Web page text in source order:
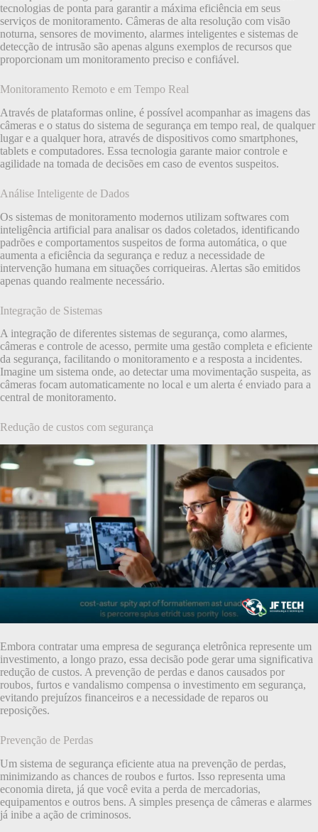
tecnologias de ponta para garantir a máxima eficiência em seus
serviços de monitoramento. Câmeras de alta resolução com visão
noturna, sensores de movimento, alarmes inteligentes e sistemas de
detecção de intrusão são apenas alguns exemplos de recursos que
proporcionam um monitoramento preciso e confiável.
Monitoramento Remoto e em Tempo Real
Através de plataformas online, é possível acompanhar as imagens das
câmeras e o status do sistema de segurança em tempo real, de qualquer
lugar e a qualquer hora, através de dispositivos como smartphones,
tablets e computadores. Essa tecnologia garante maior controle e
agilidade na tomada de decisões em caso de eventos suspeitos.
Análise Inteligente de Dados
Os sistemas de monitoramento modernos utilizam softwares com
inteligência artificial para analisar os dados coletados, identificando
padrões e comportamentos suspeitos de forma automática, o que
aumenta a eficiência da segurança e reduz a necessidade de
intervenção humana em situações corriqueiras. Alertas são emitidos
apenas quando realmente necessário.
Integração de Sistemas
A integração de diferentes sistemas de segurança, como alarmes,
câmeras e controle de acesso, permite uma gestão completa e eficiente
da segurança, facilitando o monitoramento e a resposta a incidentes.
Imagine um sistema onde, ao detectar uma movimentação suspeita, as
câmeras focam automaticamente no local e um alerta é enviado para a
central de monitoramento.
Redução de custos com segurança
Embora contratar uma empresa de segurança eletrônica represente um
investimento, a longo prazo, essa decisão pode gerar uma significativa
redução de custos. A prevenção de perdas e danos causados por
roubos, furtos e vandalismo compensa o investimento em segurança,
evitando prejuízos financeiros e a necessidade de reparos ou
reposições.
Prevenção de Perdas
Um sistema de segurança eficiente atua na prevenção de perdas,
minimizando as chances de roubos e furtos. Isso representa uma
economia direta, já que você evita a perda de mercadorias,
equipamentos e outros bens. A simples presença de câmeras e alarmes
já inibe a ação de criminosos.